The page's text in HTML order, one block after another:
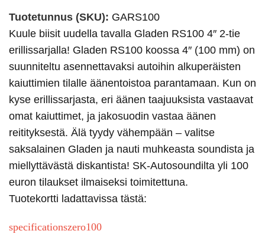
Tuotetunnus (SKU): GARS100
Kuule biisit uudella tavalla Gladen RS100 4″ 2-tie
erillissarjalla! Gladen RS100 koossa 4″ (100 mm) on
suunniteltu asennettavaksi autoihin alkuperäisten
kaiuttimien tilalle äänentoistoa parantamaan. Kun on
kyse erillissarjasta, eri äänen taajuuksista vastaavat
omat kaiuttimet, ja jakosuodin vastaa äänen
reitityksestä. Älä tyydy vähempään – valitse
saksalainen Gladen ja nauti muhkeasta soundista ja
miellyttävästä diskantista! SK-Autosoundilta yli 100
euron tilaukset ilmaiseksi toimitettuna.
Tuotekortti ladattavissa tästä:
specificationszero100